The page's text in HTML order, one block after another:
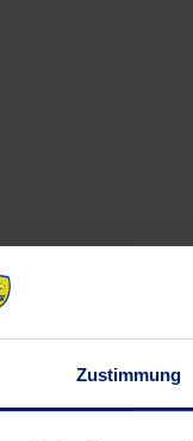
Zustimmung